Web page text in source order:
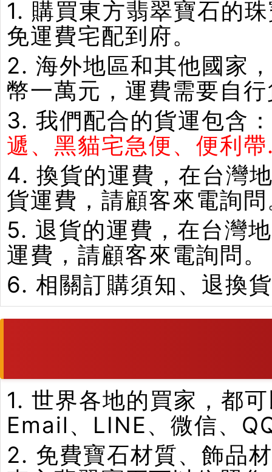
1. 購買東方翡翠寶石的
免運費宅配到府。
2. 海外地區和其他國家
幣一萬元，運費需要自
3. 我們配合的貨運包含：
遞、黑貓宅急便、便利
4. 換貨的運費，在台灣
貨運費，請顧客來電詢
5. 退貨的運費，在台灣
運費，請顧客來電詢問。
6. 相關訂購須知、退換
1. 世界各地的買家，都
Email、LINE、微信、
2. 免費寶石材質、飾品